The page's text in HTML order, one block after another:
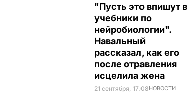
"Пусть это впишут в
учебники по
нейробиологии".
Навальный
рассказал, как его
после отравления
исцелила жена
21 сентября, 17.08НОВОСТИ